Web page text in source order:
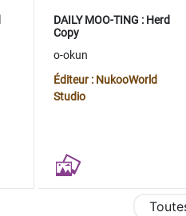
DAILY MOO-TING : Herd
Copy
o-okun
Éditeur : NukooWorld
Studio